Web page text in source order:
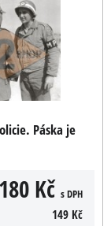
Páska je
180 Kč s DPH
149 Kč